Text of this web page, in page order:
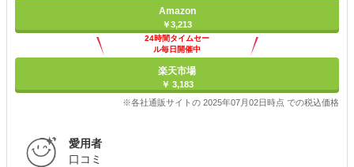
Amazon
￥3,213
24時間タイムセー
ル毎日開催中
楽天市場
￥ 3,183
※各社通販サイトの 2025年07月02日時点 での税込価格
愛用者
口コミ